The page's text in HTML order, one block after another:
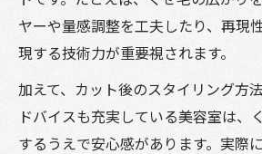
ヤーや量感調整を工夫したり、再現
現する技術力が重要視されます。
加えて、カット後のスタイリング方
ドバイスも充実している美容室は、
するうえで安心感があります。実際